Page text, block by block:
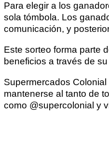
Para elegir a los
sola tómbola. Los
comunicación, y
Este sorteo forma parte
beneficios a través de
Supermercados
mantenerse al tanto de
como @supercolonial y